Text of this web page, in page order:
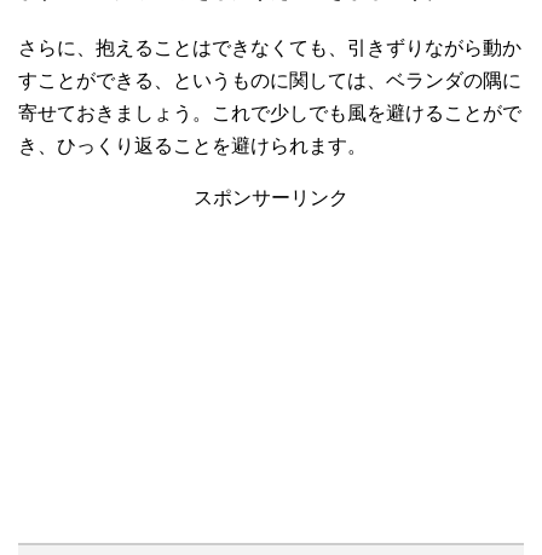
さらに、抱えることはできなくても、引きずりながら動か
すことができる、というものに関しては、ベランダの隅に
寄せておきましょう。これで少しでも風を避けることがで
き、ひっくり返ることを避けられます。
スポンサーリンク